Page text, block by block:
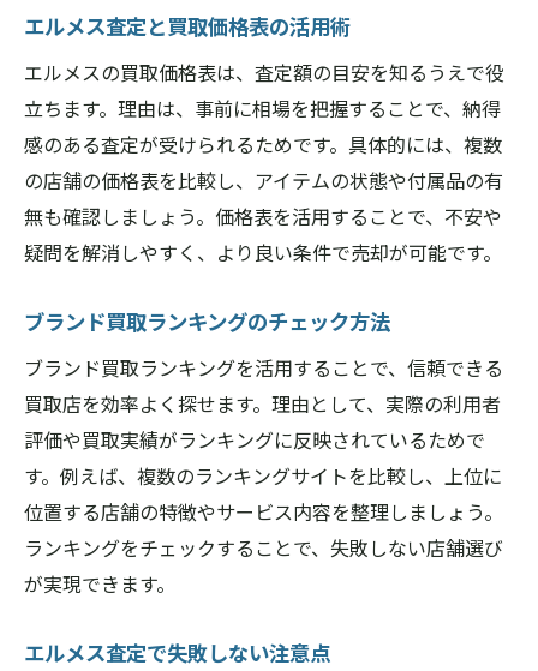
ブランド買取どこがいいか選び方のコツ
エルメス買取高い店舗の選び方
エルメス買取査定アップのポイント
ブランド査定で失敗しないための注意点
エルメス査定で見落としがちなポイント
ブランド買取ランキングの正しい見方
エルメス買取査定で注意すべき点
エルメス買取専門店利用時の注意事項
エルメス買取価格表と実際の価格の違い
エルメス査定の流れと比較ポイント解説
エルメス査定の具体的な流れを解説
エルメス買取査定の比較ポイント5選
エルメス買取価格表を使った査定比較術
ブランド買取どこがいいか判断のコツ
エルメス査定と買取価格表の活用術
エルメスの買取価格表は、査定額の目安を知るうえで役
立ちます。理由は、事前に相場を把握することで、納得
感のある査定が受けられるためです。具体的には、複数
の店舗の価格表を比較し、アイテムの状態や付属品の有
無も確認しましょう。価格表を活用することで、不安や
疑問を解消しやすく、より良い条件で売却が可能です。
ブランド買取ランキングのチェック方法
ブランド買取ランキングを活用することで、信頼できる
買取店を効率よく探せます。理由として、実際の利用者
評価や買取実績がランキングに反映されているためで
す。例えば、複数のランキングサイトを比較し、上位に
位置する店舗の特徴やサービス内容を整理しましょう。
ランキングをチェックすることで、失敗しない店舗選び
が実現できます。
エルメス査定で失敗しない注意点